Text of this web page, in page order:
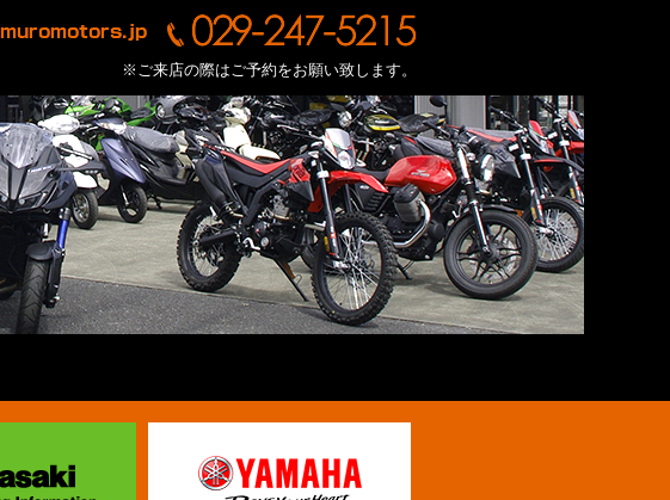
※ご来店の際はご予約をお願い致します。